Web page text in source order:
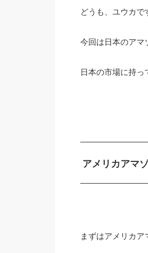
どうも、ユウカで
今回は日本のアマ
日本の市場に持
アメリカアマ
まずはアメリカ